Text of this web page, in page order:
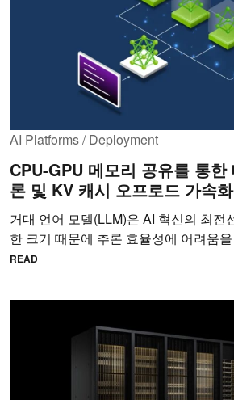
AI Platforms / Deployment
CPU-GPU 메모리 공유를 통
론 및 KV 캐시 오프로드 가속화
거대 언어 모델(LLM)은 AI 혁신의 최전
한 크기 때문에 추론 효율성에 어려움
READ